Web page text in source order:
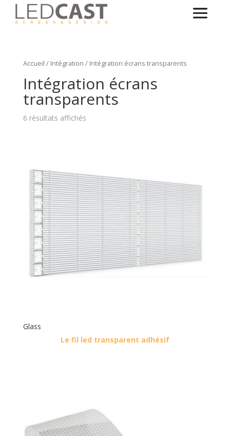
Accueil / Intégration / Intégration écrans transparents
Intégration écrans
transparents
6 résultats affichés
Glass
Le fil led transparent adhésif